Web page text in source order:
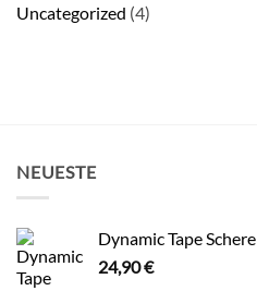
Uncategorized (4)
NEUESTE
Dynamic Tape Schere
24,90€